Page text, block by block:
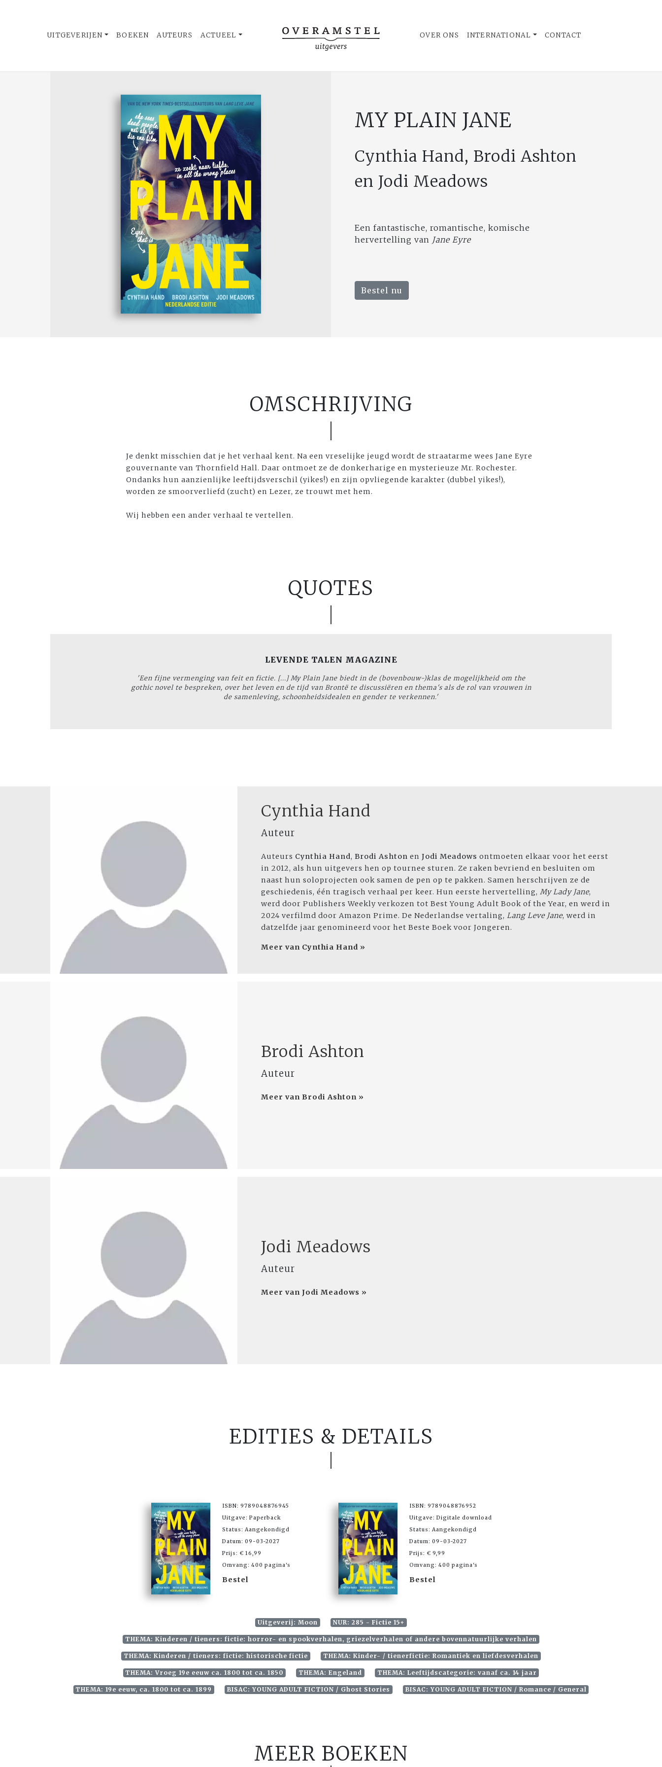
UITGEVERIJEN BOEKEN AUTEURS ACTUEEL OVER ONS INTERNATIONAL CONTACT
MY PLAIN JANE
Cynthia Hand, Brodi Ashton
en Jodi Meadows
Een fantastische, romantische, komische
hervertelling van Jane Eyre
Bestel nu
OMSCHRIJVING
Je denkt misschien dat je het verhaal kent. Na een vreselijke jeugd wordt de straatarme wees Jane Eyre
gouvernante van Thornfield Hall. Daar ontmoet ze de donkerharige en mysterieuze Mr. Rochester.
Ondanks hun aanzienlijke leeftijdsverschil (yikes!) en zijn opvliegende karakter (dubbel yikes!),
worden ze smoorverliefd (zucht) en Lezer, ze trouwt met hem.
Wij hebben een ander verhaal te vertellen.
QUOTES
LEVENDE TALEN MAGAZINE
'Een fijne vermenging van feit en fictie. [...] My Plain Janebiedt in de (bovenbouw-)klas de mogelijkheid om the
gothic novelte bespreken, over het leven en de tijd van Brontë te discussiëren en thema's als de rol van vrouwen in
de samenleving, schoonheidsidealen en gender te verkennen.'
Cynthia Hand
Auteur
Auteurs Cynthia Hand, Brodi Ashton en Jodi Meadows ontmoeten elkaar voor het eerst
in 2012, als hun uitgevers hen op tournee sturen. Ze raken bevriend en besluiten om
naast hun soloprojecten ook samen de pen op te pakken. Samen herschrijven ze de
geschiedenis, één tragisch verhaal per keer. Hun eerste hervertelling, My Lady Jane,
werd door Publishers Weekly verkozen tot Best Young Adult Book of the Year, en werd in
2024 verfilmd door Amazon Prime. De Nederlandse vertaling, Lang Leve Jane, werd in
datzelfde jaar genomineerd voor het Beste Boek voor Jongeren.
Meer van Cynthia Hand »
Brodi Ashton
Auteur
Meer van Brodi Ashton »
Jodi Meadows
Auteur
Meer van Jodi Meadows »
EDITIES & DETAILS
ISBN: 9789048876945
Uitgave: Paperback
Status: Aangekondigd
Datum: 09-03-2027
Prijs: € 16,99
Omvang: 400 pagina's
Bestel
ISBN: 9789048876952
Uitgave: Digitale download
Status: Aangekondigd
Datum: 09-03-2027
Prijs: € 9,99
Omvang: 400 pagina's
Bestel
Uitgeverij: Moon NUR: 285 - Fictie 15+
THEMA: Kinderen / tieners: fictie: horror- en spookverhalen, griezelverhalen of andere bovennatuurlijke verhalen
THEMA: Kinderen / tieners: fictie: historische fictie THEMA: Kinder- / tienerfictie: Romantiek en liefdesverhalen
THEMA: Vroeg 19e eeuw ca. 1800 tot ca. 1850 THEMA: Engeland THEMA: Leeftijdscategorie: vanaf ca. 14 jaar
THEMA: 19e eeuw, ca. 1800 tot ca. 1899 BISAC: YOUNG ADULT FICTION / Ghost Stories BISAC: YOUNG ADULT FICTION / Romance / General
MEER BOEKEN